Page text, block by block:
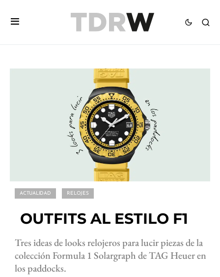
ACTUALIDAD RELOJES
OUTFITS AL ESTILO F1
Tres ideas de looks relojeros para lucir piezas de la
colección Formula 1 Solargraph de TAG Heuer en
los paddocks.